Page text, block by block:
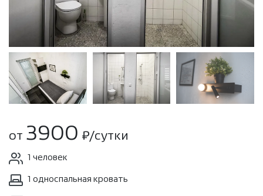
от 3900 ₽/сутки
1 человек
1 односпальная кровать